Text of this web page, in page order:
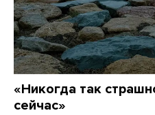
«Никогда так
сейчас»